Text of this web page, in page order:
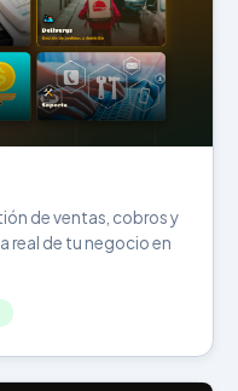
de ventas, cobros y
real de tu negocio en